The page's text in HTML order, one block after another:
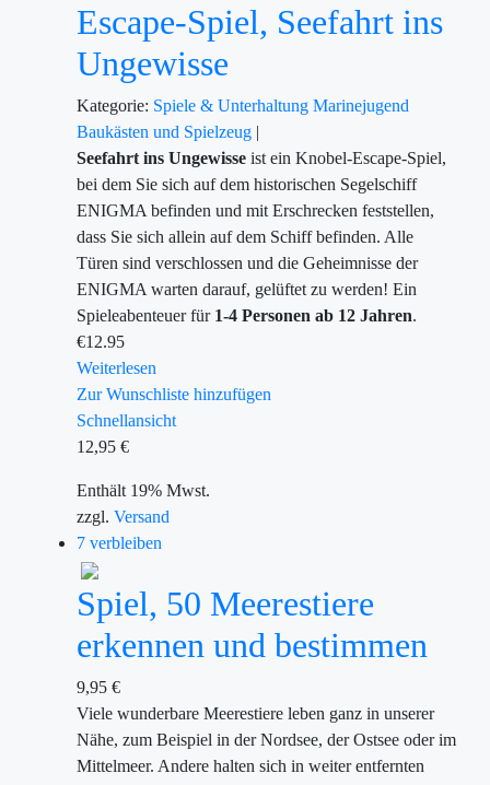
Escape-Spiel, Seefahrt ins
Ungewisse
Kategorie: Spiele & Unterhaltung Marinejugend
Baukästen und Spielzeug |
Seefahrt ins Ungewisse ist ein Knobel-Escape-Spiel,
bei dem Sie sich auf dem historischen Segelschiff
ENIGMA befinden und mit Erschrecken feststellen,
dass Sie sich allein auf dem Schiff befinden. Alle
Türen sind verschlossen und die Geheimnisse der
ENIGMA warten darauf, gelüftet zu werden! Ein
Spieleabenteuer für1-4 Personen ab 12 Jahren.
€12.95
Weiterlesen
Zur Wunschliste hinzufügen
Schnellansicht
12,95 €
Enthält 19% Mwst.
zzgl. Versand
7 verbleiben
Spiel, 50 Meerestiere
erkennen und bestimmen
9,95 €
Viele wunderbare Meerestiere leben ganz in unserer
Nähe, zum Beispiel in der Nordsee, der Ostsee oder im
Mittelmeer. Andere halten sich in weiter entfernten